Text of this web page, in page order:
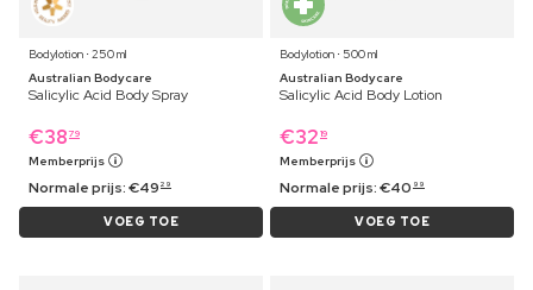
Bodylotion ⋅ 250 ml
Australian Bodycare
Salicylic Acid Body Spray
€38 79
Memberprijs
Normale prijs:€49 29
VOEG TOE
Bodylotion ⋅ 500 ml
Australian Bodycare
Salicylic Acid Body Lotion
€32 19
Memberprijs
Normale prijs:€40 99
VOEG TOE